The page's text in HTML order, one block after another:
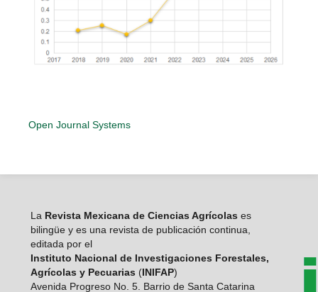
Open Journal Systems
LaRevista Mexicana de Ciencias Agrícolas es
bilingüe y es una revista de publicación continua,
editada por el
Instituto Nacional de Investigaciones Forestales,
Agrícolas y Pecuarias (INIFAP)
Avenida Progreso No. 5. Barrio de Santa Catarina